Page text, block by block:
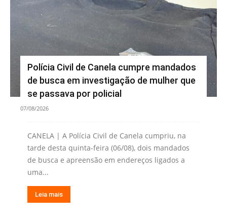
Polícia Civil de Canela cumpre mandados
de busca em investigação de mulher que
se passava por policial
07/08/2026
CANELA | A Polícia Civil de Canela cumpriu, na
tarde desta quinta-feira (06/08), dois mandados
de busca e apreensão em endereços ligados a
uma...
Leia mais